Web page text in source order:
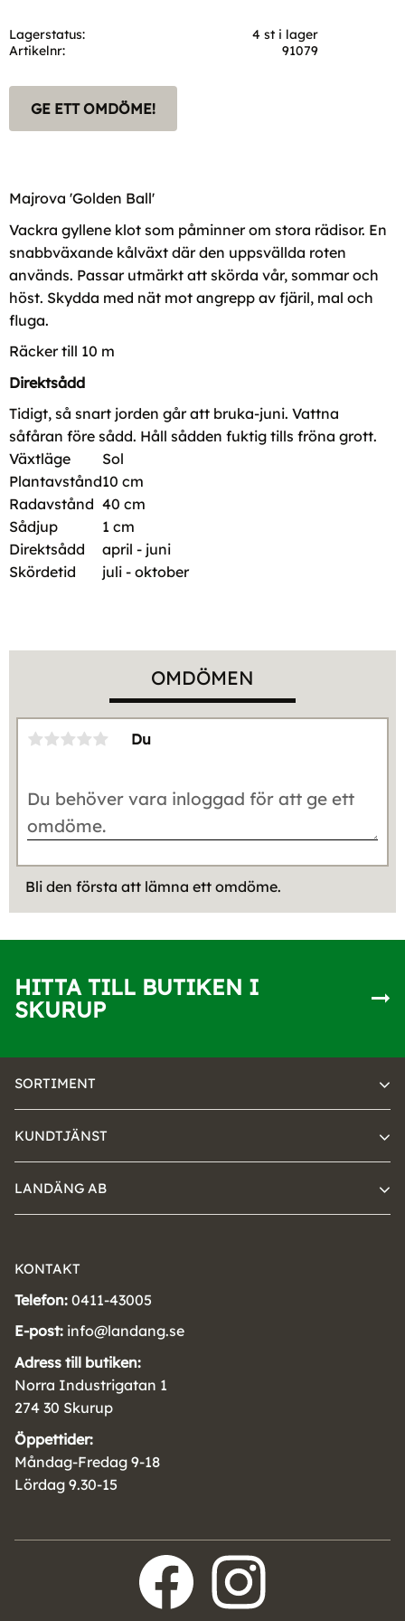
Lagerstatus
4 st i lager
Artikelnr
91079
GE ETT OMDÖME!
Majrova 'Golden Ball'
Vackra gyllene klot som påminner om stora rädisor. En
snabbväxande kålväxt där den uppsvällda roten
används. Passar utmärkt att skörda vår, sommar och
höst. Skydda med nät mot angrepp av fjäril, mal och
fluga.
Räcker till 10 m
Direktsådd
Tidigt, så snart jorden går att bruka-juni. Vattna
såfåran före sådd. Håll sådden fuktig tills fröna grott.
Växtläge
Sol
Plantavstånd10 cm
Radavstånd 40 cm
Sådjup
1 cm
Direktsådd
april - juni
Skördetid
juli - oktober
OMDÖMEN
Du
Bli den första att lämna ett omdöme.
HITTA TILL BUTIKEN I
SKURUP
SORTIMENT
KUNDTJÄNST
LANDÄNG AB
KONTAKT
Telefon: 0411-43005
E-post: info@landang.se
Adress till butiken:
Norra Industrigatan 1
274 30 Skurup
Öppettider:
Måndag-Fredag 9-18
Lördag 9.30-15